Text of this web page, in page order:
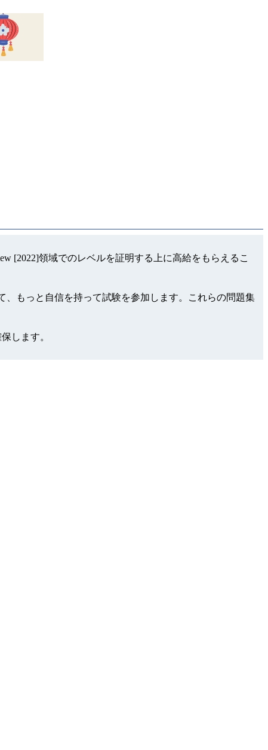
[2022]領域でのレベルを証明する上に高給をもらえるこ
、もっと自信を持って試験を参加します。これらの問題集
します。